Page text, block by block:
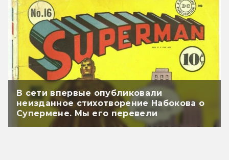
В сети впервые опубликовали
неизданное стихотворение Набокова о
Супермене. Мы его перевели